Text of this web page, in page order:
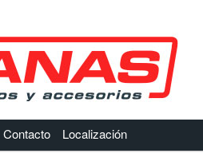
Contacto Localización